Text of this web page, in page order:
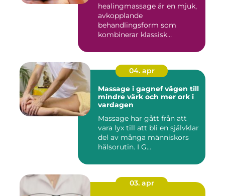
healingmassage är en mjuk,
avkopplande
behandlingsform som
kombinerar klassisk
04. apr
Massage i gagnef vägen till
mindre värk och mer ork i
vardagen
Massage har gått från att
vara lyx till att bli en självklar
del av många människors
hälsorutin. I G...
03. apr